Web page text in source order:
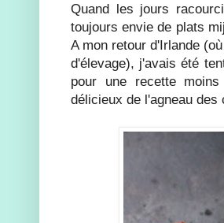
Quand les jours
toujours envie de plats
A mon retour d'Irlande
d'élevage), j'avais été
pour une recette
délicieux de l'agneau des